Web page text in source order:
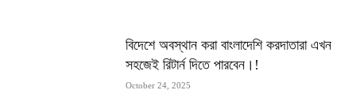
বিদেশে অবস্থান করা বাংলাদেশি করদাতারা এখন
সহজেই রিটার্ন দিতে পারবেন।!
October 24, 2025